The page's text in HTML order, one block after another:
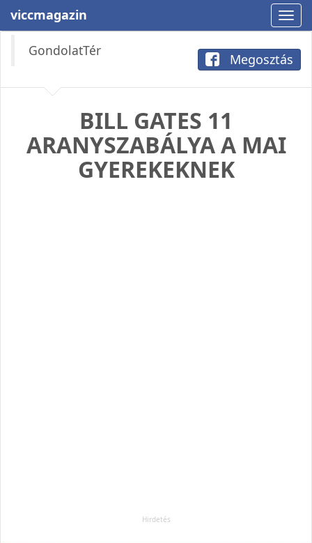
viccmagazin
GondolatTér
Megosztás
BILL GATES 11
ARANYSZABÁLYA A MAI
GYEREKEKNEK